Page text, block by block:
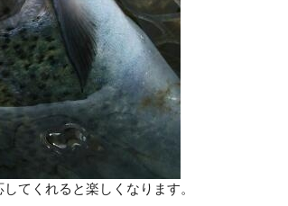
てくれると楽しくなります。